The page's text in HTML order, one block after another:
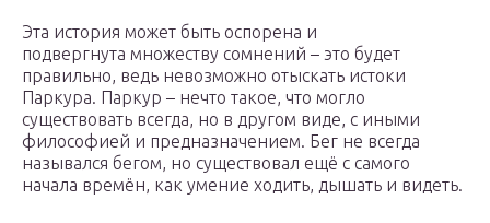
Эта история может быть оспорена и
подвергнута множеству сомнений – это будет
правильно, ведь невозможно отыскать истоки
Паркура. Паркур – нечто такое, что могло
существовать всегда, но в другом виде, с иными
философией и предназначением. Бег не всегда
назывался бегом, но существовал ещё с самого
начала времён, как умение ходить, дышать и видеть.